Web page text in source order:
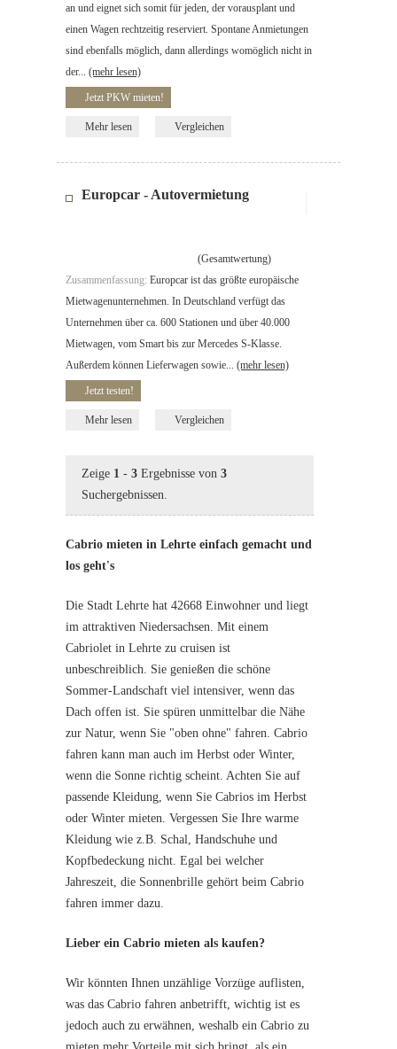
an und eignet sich somit für jeden, der vorausplant und
einen Wagen rechtzeitig reserviert. Spontane Anmietungen
sind ebenfalls möglich, dann allerdings womöglich nicht in
der... (mehr lesen)
Jetzt PKW mieten!
Mehr lesen Vergleichen
Europcar - Autovermietung
(Gesamtwertung)
Zusammenfassung: Europcar ist das größte europäische
Mietwagenunternehmen. In Deutschland verfügt das
Unternehmen über ca. 600 Stationen und über 40.000
Mietwagen, vom Smart bis zur Mercedes S-Klasse.
Außerdem können Lieferwagen sowie... (mehr lesen)
Jetzt testen!
Mehr lesen Vergleichen
Zeige 1 - 3 Ergebnisse von 3
Suchergebnissen.
Cabrio mieten in Lehrte einfach gemacht und
los geht's
Die Stadt Lehrte hat 42668 Einwohner und liegt
im attraktiven Niedersachsen. Mit einem
Cabriolet in Lehrte zu cruisen ist
unbeschreiblich. Sie genießen die schöne
Sommer-Landschaft viel intensiver, wenn das
Dach offen ist. Sie spüren unmittelbar die Nähe
zur Natur, wenn Sie "oben ohne" fahren. Cabrio
fahren kann man auch im Herbst oder Winter,
wenn die Sonne richtig scheint. Achten Sie auf
passende Kleidung, wenn Sie Cabrios im Herbst
oder Winter mieten. Vergessen Sie Ihre warme
Kleidung wie z.B. Schal, Handschuhe und
Kopfbedeckung nicht. Egal bei welcher
Jahreszeit, die Sonnenbrille gehört beim Cabrio
fahren immer dazu.
Lieber ein Cabrio mieten als kaufen?
Wir könnten Ihnen unzählige Vorzüge auflisten,
was das Cabrio fahren anbetrifft, wichtig ist es
jedoch auch zu erwähnen, weshalb ein Cabrio zu